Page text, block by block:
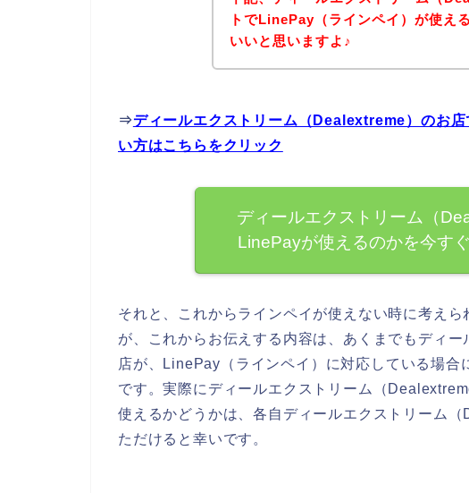
トでLinePay（ラインペイ）が使え
いいと思いますよ♪
⇒ディールエクストリーム（Dealextreme）のお
い方はこちらをクリック
ディールエクストリーム（
LinePayが使えるのかを今す
それと、これからラインペイが使えない時に考え
が、これからお伝えする内容は、あくまでもディ
店が、LinePay（ラインペイ）に対応している場合
です。実際にディールエクストリーム（
使えるかどうかは、各自ディールエクストリーム
ただけると幸いです。